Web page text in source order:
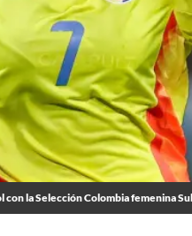
con la Selección Colombia femenina